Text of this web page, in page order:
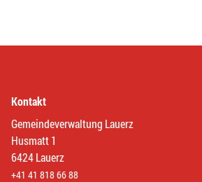
Kontakt
Gemeindeverwaltung Lauerz
Husmatt 1
6424 Lauerz
+41 41 818 66 88